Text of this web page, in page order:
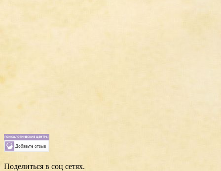
Поделиться в соц сетях.